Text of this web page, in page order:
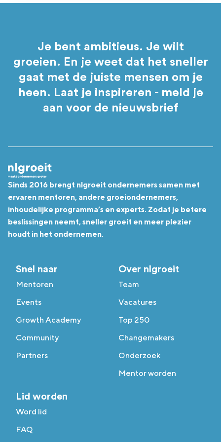
Je bent ambitieus. Je wilt
groeien. En je weet dat het sneller
gaat met de juiste mensen om je
heen. Laat je inspireren - meld je
aan voor de nieuwsbrief
Sinds 2016 brengt nlgroeit ondernemers samen met
ervaren mentoren, andere groeiondernemers,
inhoudelijke programma’s en experts. Zodat je betere
beslissingen neemt, sneller groeit en meer plezier
houdt in het ondernemen.
Snel naar
Mentoren
Events
Growth Academy
Community
Partners
Over nlgroeit
Team
Vacatures
Top 250
Changemakers
Onderzoek
Mentor worden
Lid worden
Word lid
FAQ